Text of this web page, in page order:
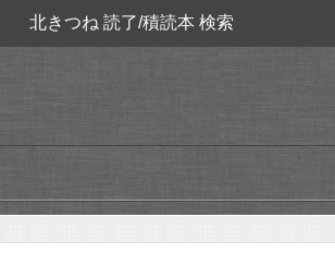
北きつね 読了/積読本 検索